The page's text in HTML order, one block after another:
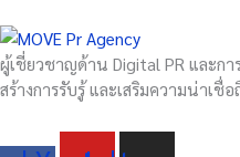
ผู้เชี่ยวชาญด้าน Digital PR และก
สร้างการรับรู้ และเสริมความน่าเชื่